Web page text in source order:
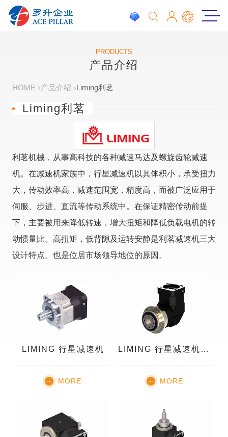
PRODUCTS
产品介绍
HOME 产品介绍 Liming利茗
Liming利茗
利茗机械，从事高科技的各种减速马达及螺旋齿轮减速
机。在减速机家族中，行星减速机以其体积小，承受扭力
大，传动效率高，减速范围宽，精度高，而被广泛应用于
伺服、步进、直流等传动系统中。在保证精密传动前提
下，主要被用来降低转速，增大扭矩和降低负载电机的转
动惯量比。高扭矩，低背隙及运转安静是利茗减速机三大
设计特点。也是位居市场领导地位的原因。
LIMING 行星减速机
MORE
LIMING 行星减速机- 法兰式
MORE